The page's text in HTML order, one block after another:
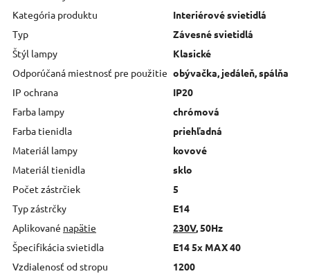
Kategória produktu
Interiérové svietidlá
Typ
Závesné svietidlá
Štýl lampy
Klasické
Odporúčaná miestnosť pre použitie obývačka, jedáleň, spálňa
IP ochrana
IP20
Farba lampy
chrómová
Farba tienidla
priehľadná
Materiál lampy
kovové
Materiál tienidla
sklo
Počet zástrčiek
5
Typ zástrčky
E14
Aplikované napätie 230V, 50Hz
Špecifikácia svietidla
E14 5x MAX 40
Vzdialenosť od stropu
1200